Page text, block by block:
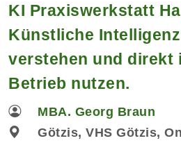
KI Praxiswerkstatt
Künstliche
verstehen und direkt
Betrieb nutzen.
MBA. Georg Braun
Götzis, VHS Götzis,